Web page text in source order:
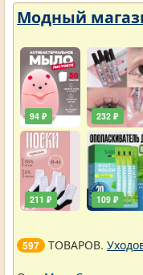
Модный
94 ₽
211 ₽
232 ₽
109 ₽
597 ТОВАРОВ.